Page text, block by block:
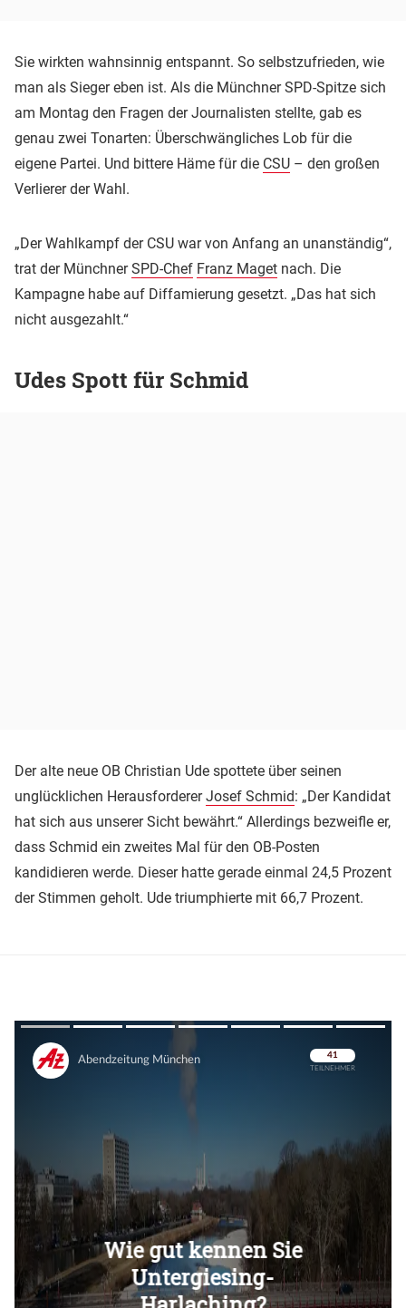
Sie wirkten wahnsinnig entspannt. So selbstzufrieden, wie
man als Sieger eben ist. Als die Münchner SPD-Spitze sich
am Montag den Fragen der Journalisten stellte, gab es
genau zwei Tonarten: Überschwängliches Lob für die
eigene Partei. Und bittere Häme für die CSU – den großen
Verlierer der Wahl.
„Der Wahlkampf der CSU war von Anfang an unanständig“,
trat der MünchnerSPD-Chef Franz Maget nach. Die
Kampagne habe auf Diffamierung gesetzt. „Das hat sich
nicht ausgezahlt.“
Udes Spott für Schmid
Der alte neue OB Christian Ude spottete über seinen
unglücklichen HerausfordererJosef Schmid: „Der Kandidat
hat sich aus unserer Sicht bewährt.“ Allerdings bezweifle er,
dass Schmid ein zweites Mal für den OB-Posten
kandidieren werde. Dieser hatte gerade einmal 24,5 Prozent
der Stimmen geholt. Ude triumphierte mit 66,7 Prozent.
Überspringen
Überspringen